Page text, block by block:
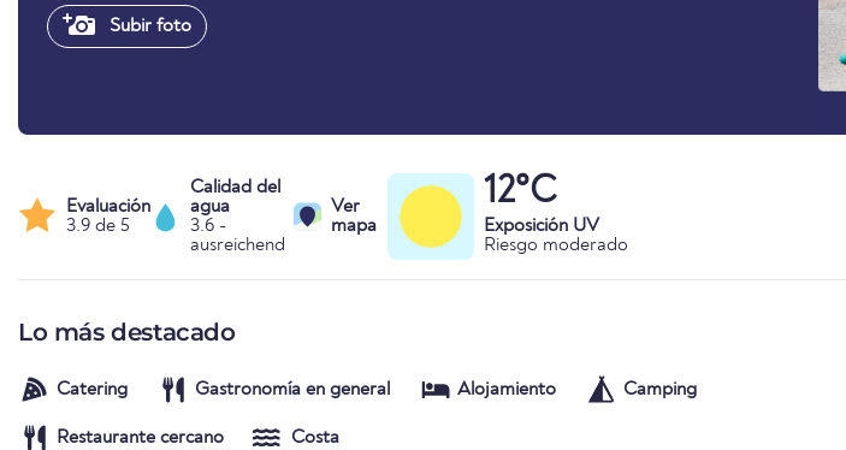
Subir foto
Evaluación
3.9 de 5
Calidad del
agua
3.6 -
ausreichend
Ver
mapa
12°C
Exposición UV
Riesgo moderado
Lo más destacado
Catering Gastronomía en general Alojamiento Camping
Restaurante cercano Costa